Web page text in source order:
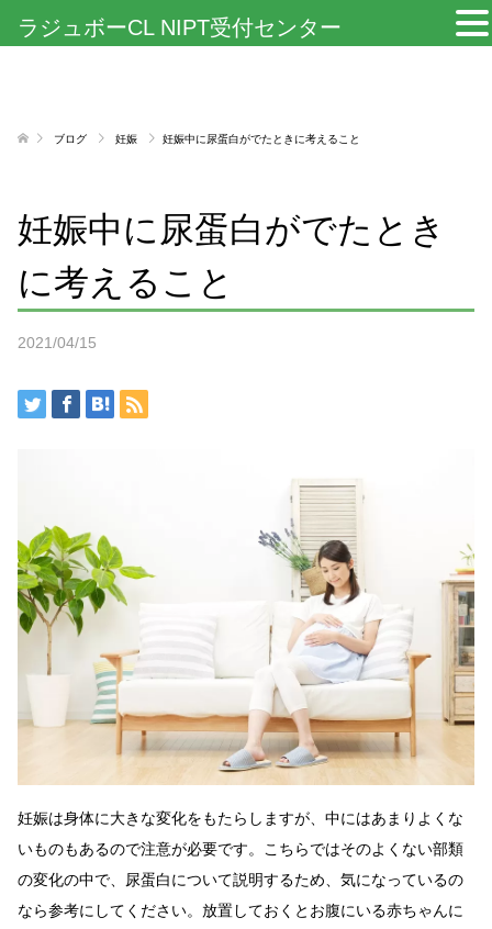
ブログ 妊娠 妊娠中に尿蛋白がでたときに考えること
妊娠中に尿蛋白がでたとき
に考えること
2021/04/15
妊娠は身体に大きな変化をもたらしますが、中にはあまりよくな
いものもあるので注意が必要です。こちらではそのよくない部類
の変化の中で、尿蛋白について説明するため、気になっているの
なら参考にしてください。放置しておくとお腹にいる赤ちゃんに
ラジュボーCL NIPT受付センター